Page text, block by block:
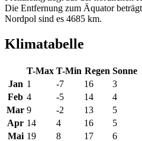
Die Entfernung zum Äquator
Nordpol sind es 4685 km.
Klimatabelle
T-Max T-Min Regen Sonne
Jan 1 -7 16
3
Feb 4 -5 14
4
Mar 9 -2 13
5
Apr 14 4 16
5
Mai 19 8 17 6